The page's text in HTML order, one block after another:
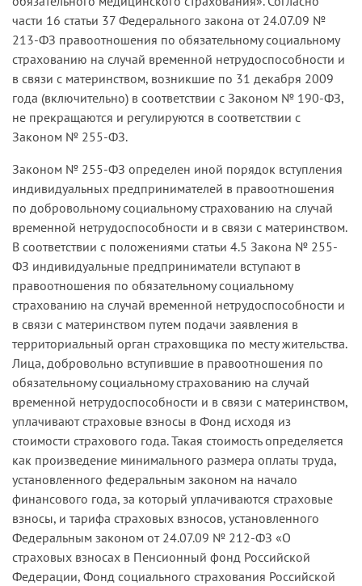
части 16 статьи 37 Федерального закона от 24.07.09 №
213-ФЗ правоотношения по обязательному социальному
страхованию на случай временной нетрудоспособности и
в связи с материнством, возникшие по 31 декабря 2009
года (включительно) в соответствии с Законом № 190-ФЗ,
не прекращаются и регулируются в соответствии с
Законом № 255-ФЗ.
Законом № 255-ФЗ определен иной порядок вступления
индивидуальных предпринимателей в правоотношения
по добровольному социальному страхованию на случай
временной нетрудоспособности и в связи с материнством.
В соответствии с положениями статьи 4.5 Закона № 255-
ФЗ индивидуальные предприниматели вступают в
правоотношения по обязательному социальному
страхованию на случай временной нетрудоспособности и
в связи с материнством путем подачи заявления в
территориальный орган страховщика по месту жительства.
Лица, добровольно вступившие в правоотношения по
обязательному социальному страхованию на случай
временной нетрудоспособности и в связи с материнством,
уплачивают страховые взносы в Фонд исходя из
стоимости страхового года. Такая стоимость определяется
как произведение минимального размера оплаты труда,
установленного федеральным законом на начало
финансового года, за который уплачиваются страховые
взносы, и тарифа страховых взносов, установленного
Федеральным законом от 24.07.09 № 212-ФЗ «О
страховых взносах в Пенсионный фонд Российской
Федерации, Фонд социального страхования Российской